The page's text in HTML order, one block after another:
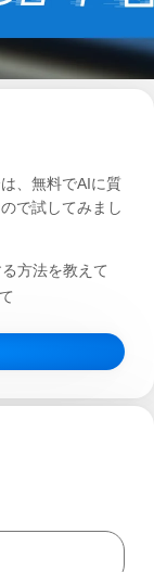
、無料でAIに質
で試してみまし
方法を教えて